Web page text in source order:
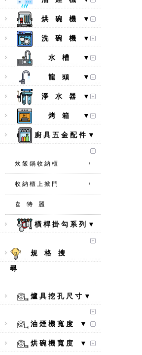
烘 碗 機 ▼
洗 碗 機 ▼
水 槽 ▼
龍 頭 ▼
淨 水 器 ▼
烤 箱 ▼
廚 具 五 金 配 件 ▼
炊 飯 鍋 收 納 櫃
收 納 櫃 上 掀 門
喜 特 麗
橫 桿 掛 勾 系 列 ▼
規 格 搜
尋
爐 具 挖 孔 尺 寸 ▼
油 煙 機 寬 度 ▼
烘 碗 機 寬 度 ▼
【林內Rinnai】 RB-L2600S(A)
彩焱系列 檯面式彩焱不銹鋼雙
口爐